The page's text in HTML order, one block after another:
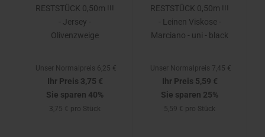
RESTSTÜCK 0,50m !!!
- Jersey -
Olivenzweige
Unser Normalpreis 6,25 €
Ihr Preis 3,75 €
Sie sparen 40%
3,75 € pro Stück
RESTSTÜCK 0,50m !!!
- Leinen Viskose -
Marciano - uni - black
Unser Normalpreis 7,45 €
Ihr Preis 5,59 €
Sie sparen 25%
5,59 € pro Stück